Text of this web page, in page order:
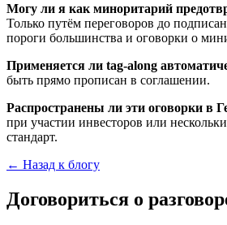
Могу ли я как миноритарий
Только путём переговоров до
пороги большинства и оговорки о
Применяется ли tag-along
быть прямо прописан в соглашении.
Распространены ли эти оговорки в
при участии инвесторов или
стандарт.
← Назад к блогу
Договориться о